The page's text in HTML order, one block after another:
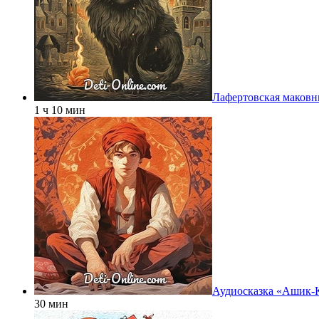
Лафертовская
1 ч 10 мин
Аудиосказка «Ашик-
30 мин